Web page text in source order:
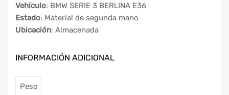
Vehículo: BMW SERIE 3 BERLINA E36
Estado: Material de segunda mano
Ubicación: Almacenada
INFORMACIÓN ADICIONAL
Peso